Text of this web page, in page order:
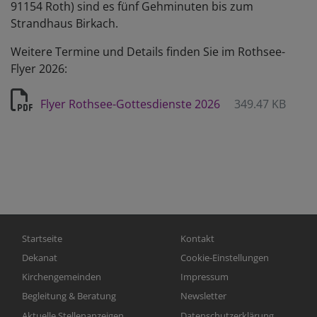
91154 Roth) sind es fünf Gehminuten bis zum
Strandhaus Birkach.
Weitere Termine und Details finden Sie im Rothsee-
Flyer 2026:
Flyer Rothsee-Gottesdienste 2026 349.47 KB
Hauptnavigation
Startseite
Dekanat
Kirchengemeinden
Begleitung & Beratung
Fußbereichsmenü
Kontakt
Cookie-Einstellungen
Impressum
Newsletter